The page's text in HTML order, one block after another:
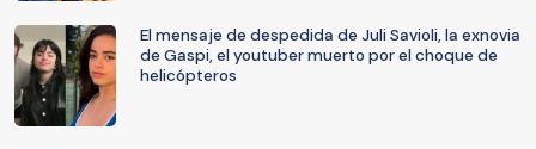
El mensaje de despedida de Juli Savioli, la exnovia
de Gaspi, el youtuber muerto por el choque de
helicópteros